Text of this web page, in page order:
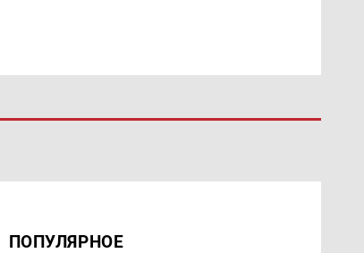
ПОПУЛЯРНОЕ